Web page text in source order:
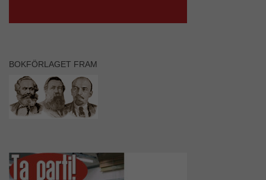
BOKFÖRLAGET FRAM
anpassat